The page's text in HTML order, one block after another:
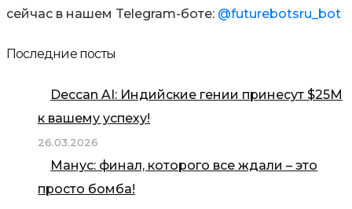
сейчас в нашем Telegram-боте: @futurebotsru_bot
Последние посты
Deccan AI: Индийские гении принесут $25М
к вашему успеху!
26.03.2026
Манус: финал, которого все ждали – это
просто бомба!